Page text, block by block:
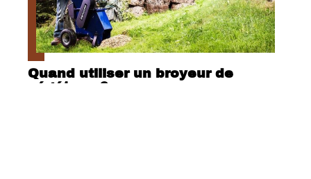
Quand utiliser un broyeur de
végétaux ?